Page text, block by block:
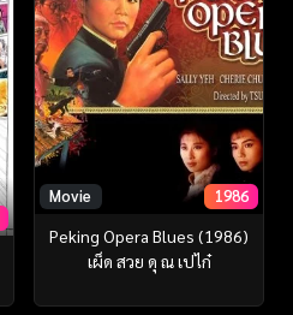
Movie 1986
Peking Opera Blues (1986)
เผ็ด สวย ดุ ณ เปไก๋